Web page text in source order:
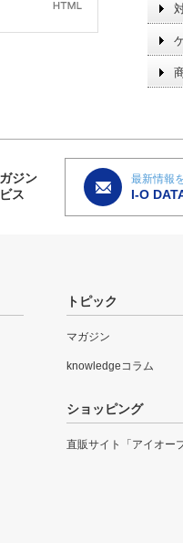
ジン
ス
最新情報
I-O
トピック
マガジン
knowledgeコラム
ショッピング
直販サイト「アイオー